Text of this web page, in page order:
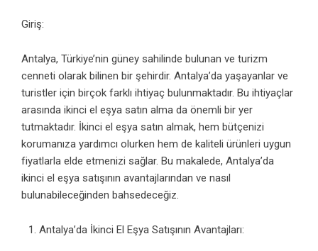
Giriş:
Antalya, Türkiye’nin güney sahilinde bulunan ve turizm
cenneti olarak bilinen bir şehirdir. Antalya’da yaşayanlar ve
turistler için birçok farklı ihtiyaç bulunmaktadır. Bu ihtiyaçlar
arasında ikinci el eşya satın alma da önemli bir yer
tutmaktadır. İkinci el eşya satın almak, hem bütçenizi
korumanıza yardımcı olurken hem de kaliteli ürünleri uygun
fiyatlarla elde etmenizi sağlar. Bu makalede, Antalya’da
ikinci el eşya satışının avantajlarından ve nasıl
bulunabileceğinden bahsedeceğiz.
Antalya’da İkinci El Eşya Satışının Avantajları: